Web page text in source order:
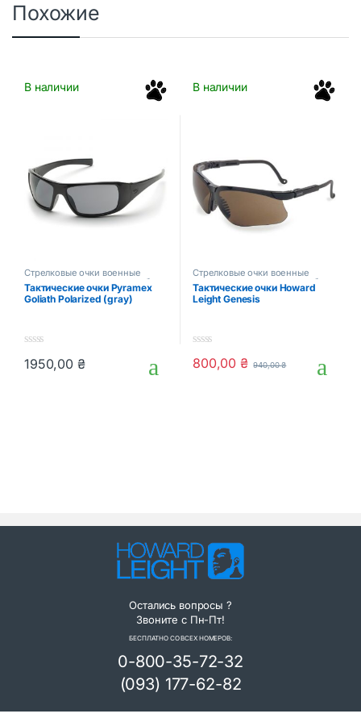
Похожие
В наличии
Стрелковые очки военные
защитные маски для стрельбы
Тактические очки Pyramex
Goliath Polarized (gray)
o
1950,00 ₴
В наличии
Стрелковые очки военные
защитные маски для стрельбы
Тактические очки Howard
Leight Genesis
0
o
800,00₴ 940,00₴
Остались вопросы ?
Звоните с Пн-Пт!
БЕСПЛАТНО СО ВСЕХ НОМЕРОВ:
0-800-35-72-32
(093) 177-62-82